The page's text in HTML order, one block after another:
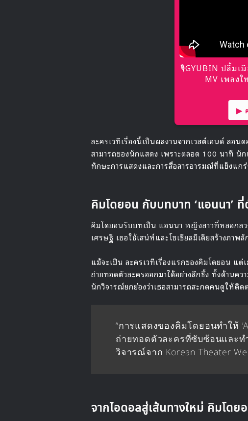
🎙GYUBIN ปลื้มเ
MV เพลง
▶
ละครเวทีเรื่องนี้เป็นผลงานจากเวสต์เอนด์ ลอน
สามารถของนักแสดง เพราะตลอด 100 นาที นั
ทักษะการแสดงและการสื่อสารอารมณ์ที่แข็งแก
คิมโดยอน กับบทบาท ‘แอนนา’
คิมโดยอนรับบทเป็น แอนนา หญิงสาวที่หลอกลว
เศรษฐี เธอใช้เสน่ห์และโซเชียลมีเดียสร้างภา
แม้จะเป็น ละครเวทีเรื่องแรกของคิมโดยอน แ
ถ่ายทอดตัวละครออกมาได้อย่างลึกซึ้ง ทั้งด้านค
นักวิจารณ์ยกย่องว่าเธอสามารถสะกดคนดูให้ติ
“การแสดงของคิมโดยอนทำให้
ถ่ายทอดตัวละครที่ซับซ้อนและท
วิจารณ์จาก Korean Theater
จากไอดอลสู่เส้นทางใหม่ คิมโด